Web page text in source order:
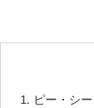
ピー・シ